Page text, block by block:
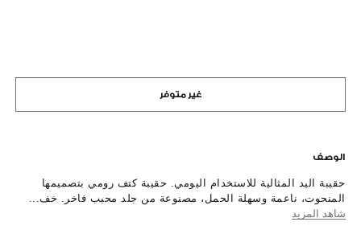
غير متوفر
الوصف
حقيبة اليد المثالية للاستخدام اليومي. حقيبة كتف رومي بتصميمها
المنحوت، ناعمة وسهلة الحمل، مصنوعة من جلد محبب فاخر. خف...
شاهد المزيد